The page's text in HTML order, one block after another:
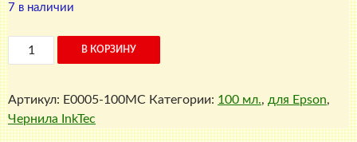
7 в наличии
Количество
товара
Чернила
для
Epson
В КОРЗИНУ
Артикул: E0005-100MC Категории: 100 мл., для Epson,
Чернила InkTec